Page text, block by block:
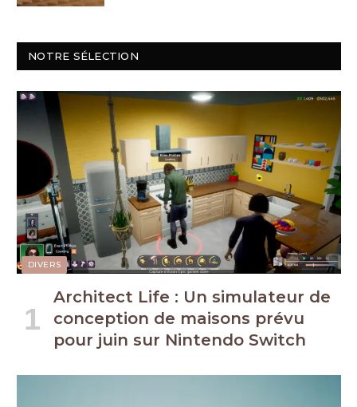
NOTRE SÉLECTION
DIVERS
Architect Life : Un simulateur de
conception de maisons prévu
pour juin sur Nintendo Switch